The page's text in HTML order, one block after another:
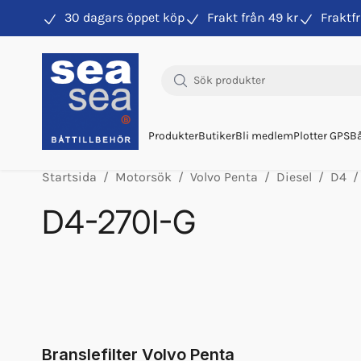
30 dagars öppet köp Frakt från 49 kr
ProdukterButikerBli medlemPlotter GPS
Hitta rätt produkter till din båtmotor
Startsida Motorsök Volvo Penta Diesel D4
D4-270I-G
Branslefilter Volvo Penta